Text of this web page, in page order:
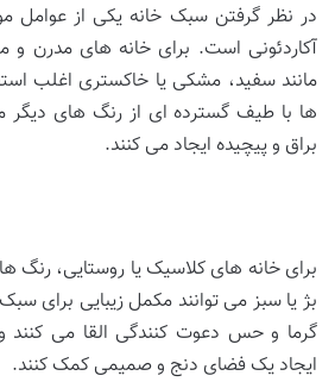
در نظر گرفتن سبک خانه یکی از عوامل
آکاردئونی است. برای خانه های مدرن و
مانند سفید، مشکی یا خاکستری اغلب
ها با طیف گسترده ای از رنگ های دیگر
براق و پیچیده ایجاد می کنند.
برای خانه های کلاسیک یا روستایی، رنگ
بژ یا سبز می توانند مکمل زیبایی برای
گرما و حس دعوت کنندگی القا می کنند
ایجاد یک فضای دنج و صمیمی کمک کنند.